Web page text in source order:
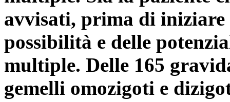
avvisati, prima di
possibilità e delle
multiple. Delle 165
gemelli omozigoti e